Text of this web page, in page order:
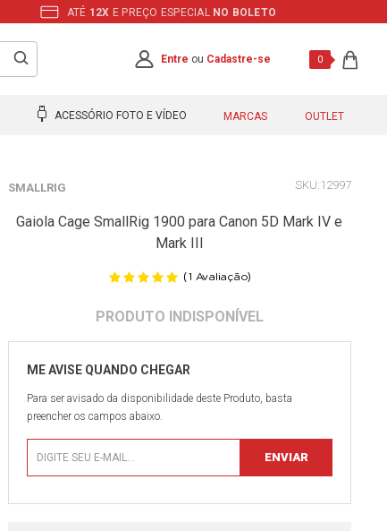
ATÉ 12X E PREÇO ESPECIAL NO BOLETO
Entre ou Cadastre-se 0
ACESSÓRIO FOTO E VÍDEO MARCAS OUTLET
SMALLRIG 12997
Gaiola Cage SmallRig 1900 para Canon 5D Mark IV e
Mark III
(1 Avaliação)
Para ser avisado da disponibilidade deste Produto, basta
preencher os campos abaixo.